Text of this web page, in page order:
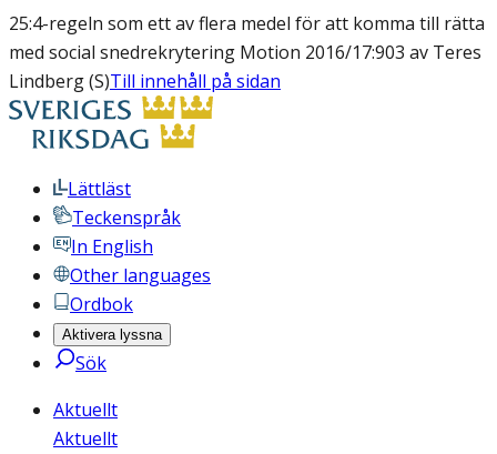
25:4-regeln som ett av flera medel för att komma till rätta
med social snedrekrytering Motion 2016/17:903 av Teres
Lindberg (S)Till innehåll på sidan
Lättläst
Teckenspråk
In English
Other languages
Ordbok
Aktivera lyssna
Sök
Aktuellt
Aktuellt